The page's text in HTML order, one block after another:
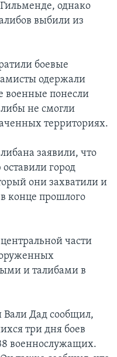
однако
выбили из
боевые
одержали
военные понесли
не смогли
территориях.
заявили, что
город
они захватили и
конце прошлого
части
и талибами в
Дад сообщил,
три дня боев
военнослужащих.